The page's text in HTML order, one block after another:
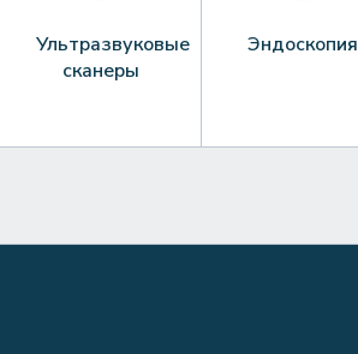
Ультразвуковые
сканеры
Эндоскопия